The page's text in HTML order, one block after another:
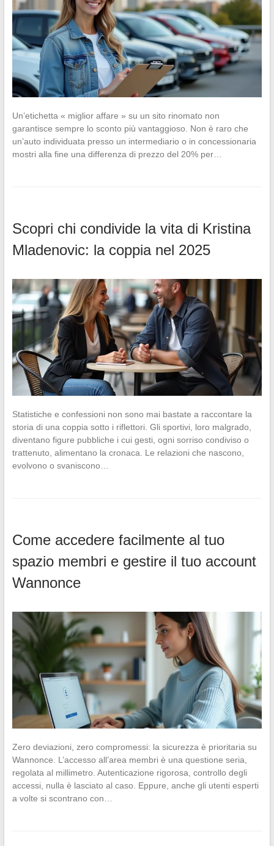
Un’etichetta « miglior affare » su un sito rinomato non
garantisce sempre lo sconto più vantaggioso. Non è raro che
un’auto individuata presso un intermediario o in concessionaria
mostri alla fine una differenza di prezzo del 20% per…
Scopri chi condivide la vita di Kristina
Mladenovic: la coppia nel 2025
Statistiche e confessioni non sono mai bastate a raccontare la
storia di una coppia sotto i riflettori. Gli sportivi, loro malgrado,
diventano figure pubbliche i cui gesti, ogni sorriso condiviso o
trattenuto, alimentano la cronaca. Le relazioni che nascono,
evolvono o svaniscono…
Come accedere facilmente al tuo
spazio membri e gestire il tuo account
Wannonce
Zero deviazioni, zero compromessi: la sicurezza è prioritaria su
Wannonce. L’accesso all’area membri è una questione seria,
regolata al millimetro. Autenticazione rigorosa, controllo degli
accessi, nulla è lasciato al caso. Eppure, anche gli utenti esperti
a volte si scontrano con…